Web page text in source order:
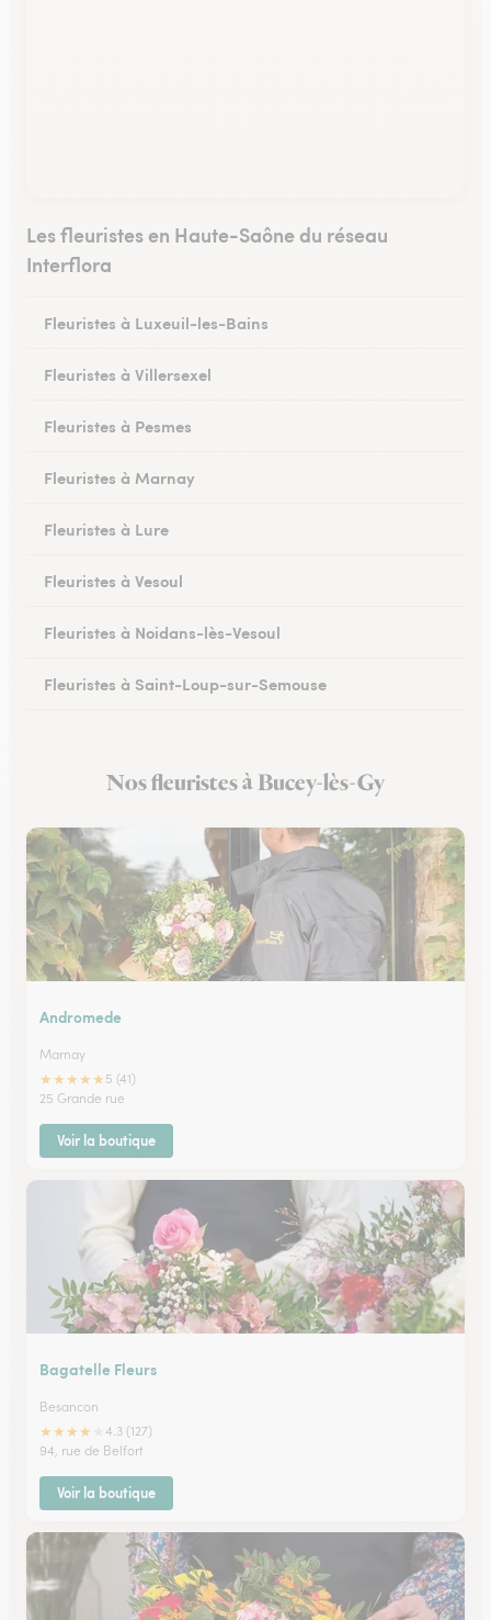
Les fleuristes en Haute-Saône du réseau
Interflora
Fleuristes à Luxeuil-les-Bains
Fleuristes à Villersexel
Fleuristes à Pesmes
Fleuristes à Marnay
Fleuristes à Lure
Fleuristes à Vesoul
Fleuristes à Noidans-lès-Vesoul
Fleuristes à Saint-Loup-sur-Semouse
Fleuristes à Scey-sur-Saône-et-Saint-Albin
Nos fleuristes à Bucey-lès-Gy
Andromede
Marnay
★★★★★ 5 (41)
25 Grande rue
Voir la boutique
Bagatelle Fleurs
Besancon
★★★★
4.3 (127)
94, rue de Belfort
Voir la boutique